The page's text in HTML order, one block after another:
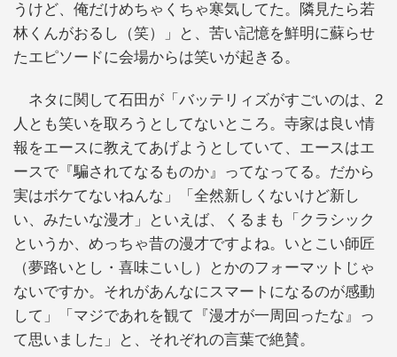
うけど、俺だけめちゃくちゃ寒気してた。隣見たら若
林くんがおるし（笑）」と、苦い記憶を鮮明に蘇らせ
たエピソードに会場からは笑いが起きる。
ネタに関して石田が「バッテリィズがすごいのは、2
人とも笑いを取ろうとしてないところ。寺家は良い情
報をエースに教えてあげようとしていて、エースはエ
ースで『騙されてなるものか』ってなってる。だから
実はボケてないねんな」「全然新しくないけど新し
い、みたいな漫才」といえば、くるまも「クラシック
というか、めっちゃ昔の漫才ですよね。いとこい師匠
（夢路いとし・喜味こいし）とかのフォーマットじゃ
ないですか。それがあんなにスマートになるのが感動
して」「マジであれを観て『漫才が一周回ったな』っ
て思いました」と、それぞれの言葉で絶賛。